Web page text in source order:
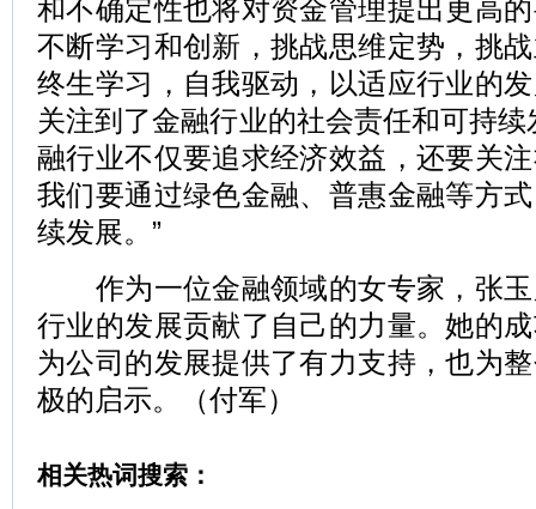
和不确定性也将对资金管理提出更高
不断学习和创新，挑战思维定势，挑
终生学习，自我驱动，以适应行业的
关注到了金融行业的社会责任和可持
融行业不仅要追求经济效益，还要关
我们要通过绿色金融、普惠金融等方
续发展。”
作为一位金融领域的女专家，张玉
行业的发展贡献了自己的力量。她的
为公司的发展提供了有力支持，也为
极的启示。（付军）
相关热词搜索：